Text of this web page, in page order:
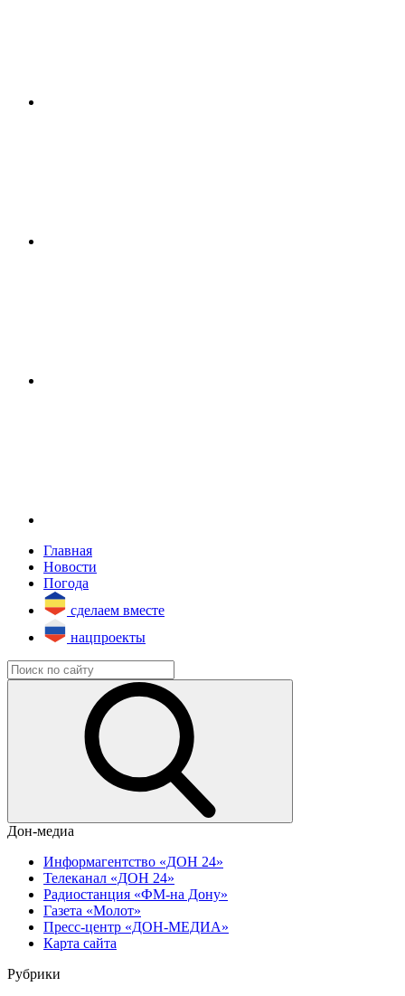
Главная
Новости
Погода
сделаем вместе
нацпроекты
Дон-медиа
Информагентство «ДОН 24»
Телеканал «ДОН 24»
Радиостанция «ФМ-на Дону»
Газета «Молот»
Пресс-центр «ДОН-МЕДИА»
Карта сайта
Рубрики